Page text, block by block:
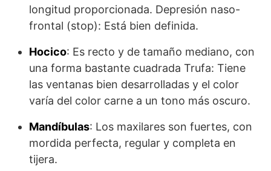
longitud proporcionada. Depresión naso-
frontal (stop): Está bien definida.
Hocico: Es recto y de tamaño mediano, con
una forma bastante cuadrada Trufa: Tiene
las ventanas bien desarrolladas y el color
varía del color car­ne a un tono más oscuro.
Mandíbulas: Los maxilares son fuertes, con
mordida perfecta, regular y completa en
tijera.